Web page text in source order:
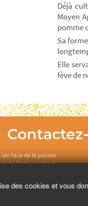
Déjà
Moyen
pomme
Sa
Elle
fève de
face de la piscine
la Roche sur Yon)
des cookies et vous